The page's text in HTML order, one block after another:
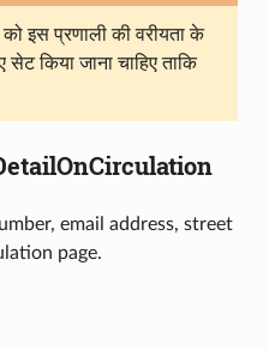
इस प्रणाली की वरीयता के
किया जाना चाहिए ताकि
email address, street
page.